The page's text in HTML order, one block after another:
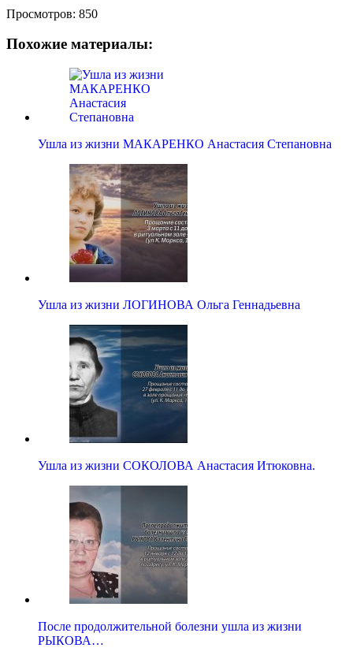
Просмотров: 850
Похожие материалы:
Ушла из жизни МАКАРЕНКО Анастасия Степановна
Ушла из жизни ЛОГИНОВА Ольга Геннадьевна
Ушла из жизни СОКОЛОВА Анастасия Итюковна.
После продолжительной болезни ушла из жизни
РЫКОВА…